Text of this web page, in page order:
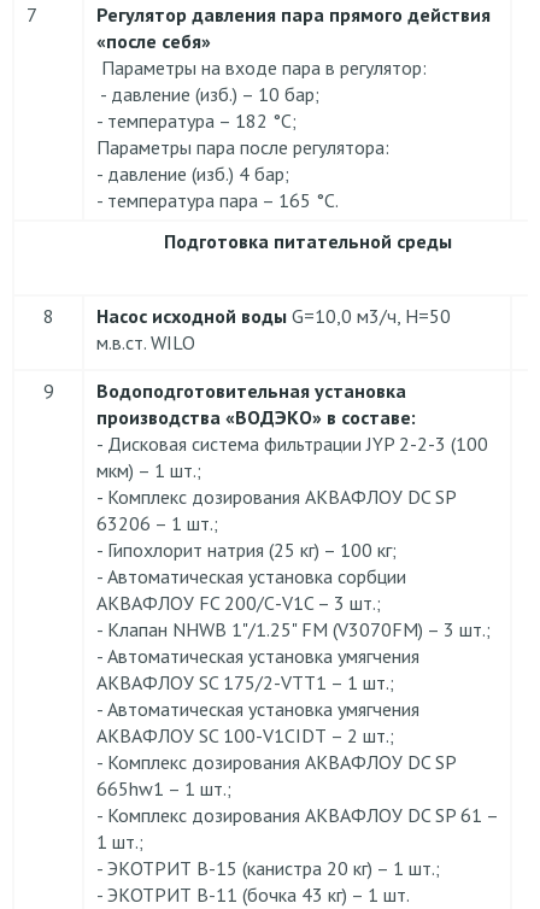
7
Регулятор давления пара прямого действия
«после себя»
Параметры на входе пара в регулятор:
- давление (изб.) – 10 бар;
- температура – 182 °С;
Параметры пара после регулятора:
- давление (изб.) 4 бар;
- температура пара – 165 °С.
Подготовка питательной среды
8 Насос исходной воды G=10,0 м3/ч, H=50
м.в.ст. WILO
9
Водоподготовительная установка
производства «ВОДЭКО» в составе:
- Дисковая система фильтрации JYP 2-2-3 (100
мкм) – 1 шт.;
- Комплекс дозирования АКВАФЛОУ DC SP
63206 – 1 шт.;
- Гипохлорит натрия (25 кг) – 100 кг;
- Автоматическая установка сорбции
АКВАФЛОУ FC 200/С-V1C – 3 шт.;
- Клапан NHWB 1"/1.25" FM (V3070FM) – 3 шт.;
- Автоматическая установка умягчения
АКВАФЛОУ SC 175/2-VTT1 – 1 шт.;
- Автоматическая установка умягчения
АКВАФЛОУ SC 100-V1CIDТ – 2 шт.;
- Комплекс дозирования АКВАФЛОУ DC SP
665hw1 – 1 шт.;
- Комплекс дозирования АКВАФЛОУ DC SP 61 –
1 шт.;
- ЭКОТРИТ В-15 (канистра 20 кг) – 1 шт.;
- ЭКОТРИТ В-11 (бочка 43 кг) – 1 шт.